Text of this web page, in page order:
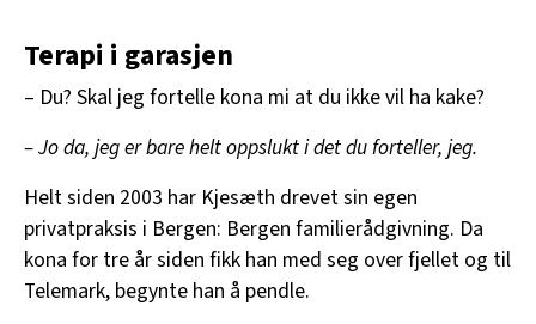
Terapi i garasjen
– Du? Skal jeg fortelle kona mi at du ikke vil ha kake?
– Jo da, jeg er bare helt oppslukt i det du forteller, jeg.
Helt siden 2003 har Kjesæth drevet sin egen
privatpraksis i Bergen: Bergen familierådgivning. Da
kona for tre år siden fikk han med seg over fjellet og til
Telemark, begynte han å pendle.